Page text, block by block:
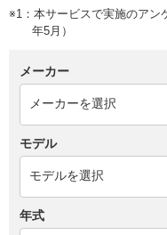
※1：本サービスで実施のアン
年5月）
メーカー
モデル
年式